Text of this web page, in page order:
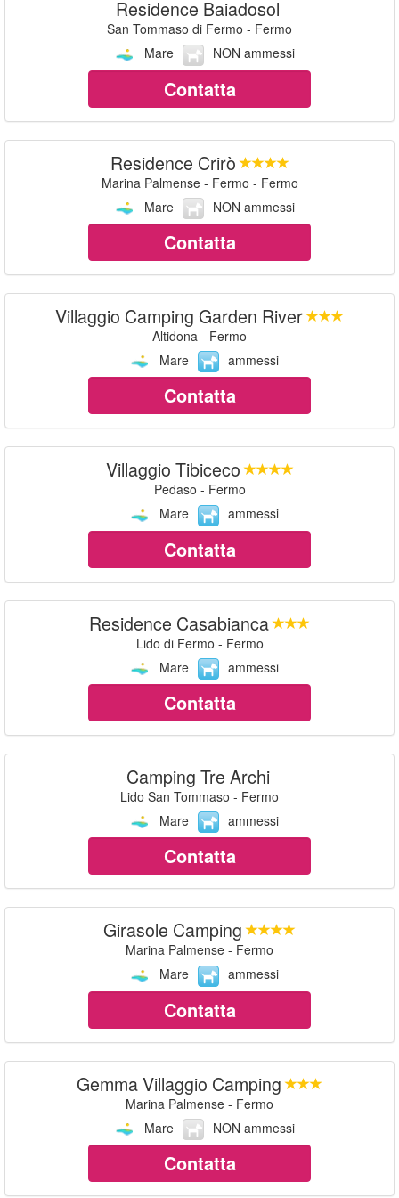
Residence Baiadosol
San Tommaso di Fermo - Fermo
Mare
NON ammessi
Contatta
Residence Crirò
Marina Palmense - Fermo - Fermo
Mare
NON ammessi
Contatta
Villaggio Camping Garden River
Altidona - Fermo
Mare
ammessi
Contatta
Villaggio Tibiceco
Pedaso - Fermo
Mare
ammessi
Contatta
Residence Casabianca
Lido di Fermo - Fermo
Mare
ammessi
Contatta
Camping Tre Archi
Lido San Tommaso - Fermo
Mare
ammessi
Contatta
Girasole Camping
Marina Palmense - Fermo
Mare
ammessi
Contatta
Gemma Villaggio Camping
Marina Palmense - Fermo
Mare
NON ammessi
Contatta